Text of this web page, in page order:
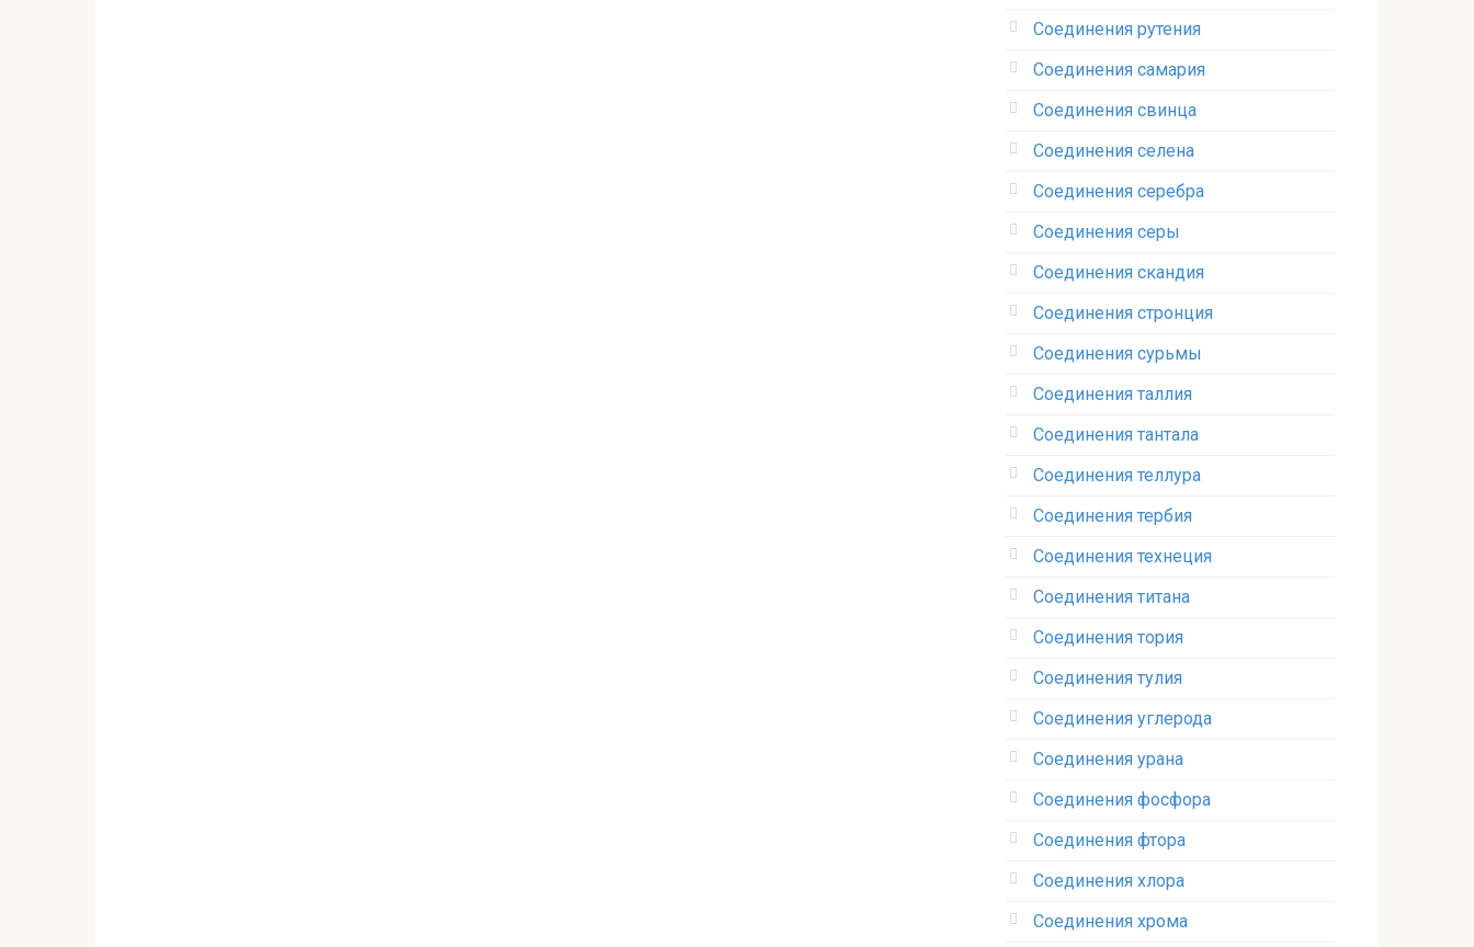
Соединения рутения‎
Соединения самария‎
Соединения свинца‎
Соединения селена‎
Соединения серебра‎
Соединения серы‎
Соединения скандия
Соединения стронция‎
Соединения сурьмы
Соединения таллия‎
Соединения тантала‎
Соединения теллура‎
Соединения тербия‎
Соединения технеция‎
Соединения титана
Соединения тория‎
Соединения тулия‎
Соединения углерода‎
Соединения урана‎
Соединения фосфора‎
Соединения фтора‎
Соединения хлора‎
Соединения хрома‎